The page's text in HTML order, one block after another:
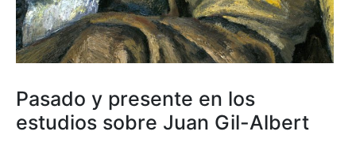
Pasado y presente en los
estudios sobre Juan Gil-Albert